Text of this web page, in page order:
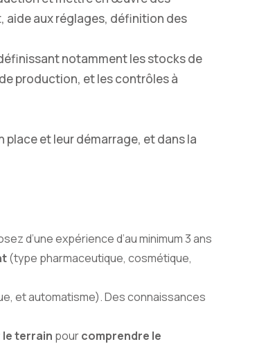
aide aux réglages, définition des
notamment les stocks de
production, et les contrôles à
place et leur démarrage, et dans la
d’une expérience d’au minimum 3 ans
(type pharmaceutique, cosmétique,
et automatisme). Des connaissances
le terrain pourcomprendre le